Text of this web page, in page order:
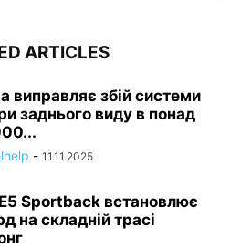
ARTICLES
виправляє збій системи
заднього виду в понад
- 11.11.2025
Sportback встановлює
на складній трасі